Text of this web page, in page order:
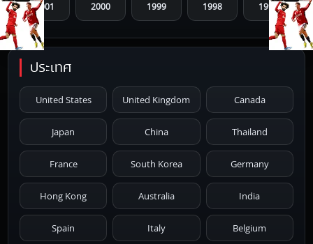
2001 2000 1999 1998 1997
1996 1995 1994 1993 1992
1986 1985 1984 1983 1982
1981 1980 1979 1978 1977
1976 1975 1974 1973 1972
1971 1970 1969 1968 1967
ประเทศ
United States United Kingdom Canada
Japan China Thailand
France South Korea Germany
Hong Kong Australia India
Spain Italy Belgium